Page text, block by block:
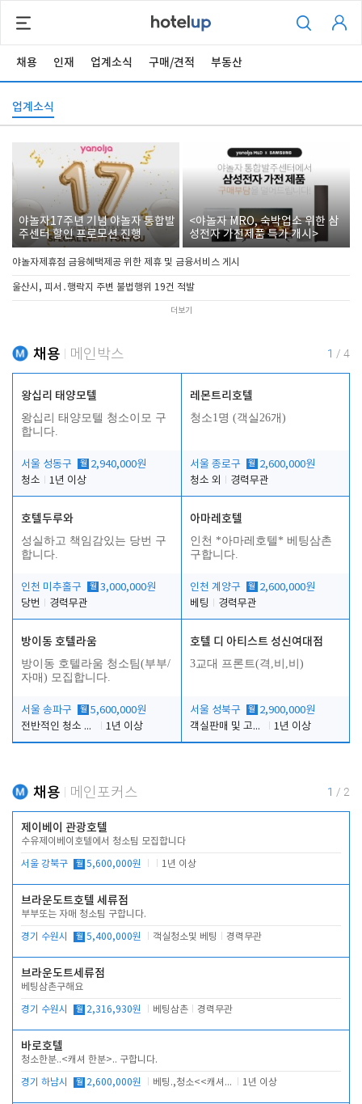
채용 인재 업계소식 구매/견적 부동산
업계소식
야놀자17주년 기념 야놀자 통합발
주센터 할인 프로모션 진행
<야놀자 MRO, 숙박업소 위한 삼
성전자 가전제품 특가 개시>
야놀자제휴점 금융혜택제공 위한 제휴 및 금융서비스 게시
울산시, 피서․행락지 주변 불법행위 19건 적발
더보기
채용 메인박스 1 / 4
왕십리 태양모텔
왕십리 태양모텔 청소이모 구
합니다.
서울 성동구 월 2,940,000원
청소
1년 이상
레몬트리호텔
청소1명 (객실26개)
서울 종로구 월 2,600,000원
청소 외
경력무관
호텔두루와
성실하고 책임감있는 당번 구
합니다.
인천 미추홀구 월 3,000,000원
당번
경력무관
아마레호텔
인천 *아마레호텔* 베팅삼촌
구합니다.
인천 계양구 월 2,600,000원
베팅
경력무관
방이동 호텔라움
방이동 호텔라움 청소팀(부부/
자매) 모집합니다.
서울 송파구 월 5,600,000원
전반적인 청소 업무(객실청소.객실정리)
1년 이상
호텔 디 아티스트 성신여대점
3교대 프론트(격,비,비)
서울 성북구 월 2,900,000원
객실판매 및 고객응대
1년 이상
채용 메인포커스 1 / 2
제이베이 관광호텔
수유제이베이호텔에서 청소팀 모집합니다
서울 강북구 월 5,600,000원 1년 이상
브라운도트호텔 세류점
부부또는 자매 청소팀 구합니다.
경기 수원시 월 5,400,000원 객실청소및 베팅 경력무관
브라운도트세류점
베팅삼촌구해요
경기 수원시 월 2,316,930원 베팅삼촌 경력무관
바로호텔
청소한분..<캐셔 한분>.. 구합니다.
경기 하남시 월 2,600,000원 베팅.,청소<<캐셔 모셔봅니다. 1년 이상